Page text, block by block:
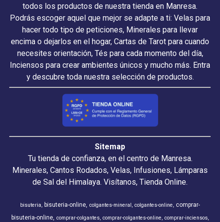
todos los productos de nuestra tienda en Manresa.
Podrás escoger aquel que mejor se adapte a ti: Velas para
hacer todo tipo de peticiones, Minerales para llevar
encima o dejarlos en el hogar, Cartas de Tarot para cuando
necesites orientación, Tés para cada momento del día,
Inciensos para crear ambientes únicos y mucho más. Entra
y descubre toda nuestra selección de productos.
Sitemap
Tu tienda de confianza, en el centro de Manresa.
Minerales, Cantos Rodados, Velas, Infusiones, Lámparas
de Sal del Himalaya. Visítanos, Tienda Online.
bisuteria bisuteria-online colgantes-mineral colgantes-online
comprar-
bisuteria-online comprar-colgantes comprar-colgantes-online comprar-inciensos